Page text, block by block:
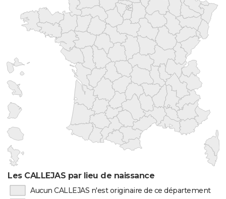
Les CALLEJAS par lieu de naissance
Aucun CALLEJAS n'est originaire de ce département